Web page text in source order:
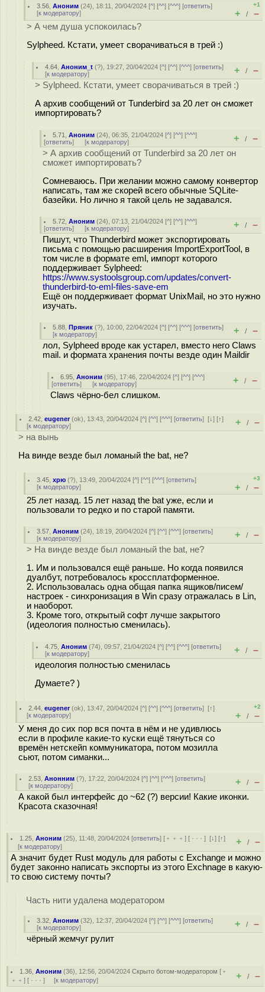
3.56 ,Аноним (24), 18:11, 20/04/2024 [^] [^^] [^^^] [ответить]
[к модератору]
+1
+ / –
> А чем душа успокоилась?
Sylpheed. Кстати, умеет сворачиваться в трей :)
4.64 ,Аноним_t (?), 19:27, 20/04/2024 [^] [^^] [^^^] [ответить]
[к модератору] + / –
> Sylpheed. Кстати, умеет сворачиваться в трей :)
А архив сообщений от Tunderbird за 20 лет он сможет
импортировать?
5.71 ,Аноним (24), 06:35, 21/04/2024 [^] [^^] [^^^]
[ответить] [к модератору] + / –
> А архив сообщений от Tunderbird за 20 лет он
сможет импортировать?
Сомневаюсь. При желании можно самому конвертор
написать, там же скорей всего обычные SQLite-
базейки. Но лично я такой цель не задавался.
5.72 ,Аноним (24), 07:13, 21/04/2024 [^] [^^] [^^^]
[ответить] [к модератору] + / –
Пишут, что Thunderbird может экспортировать
письма с помощью расширения ImportExportTool, в
том числе в формате eml, импорт которого
поддерживает Sylpheed:
https://www.systoolsgroup.com/updates/convert-
thunderbird-to-eml-files-save-em
Ещё он поддерживает формат UnixMail, но это нужно
изучать.
5.88 ,Пряник (?), 10:00, 22/04/2024 [^] [^^] [^^^] [ответить]
[к модератору] + / –
лол, Sylpheed вроде как устарел, вместо него Claws
mail. и формата хранения почты везде один Maildir
6.95 ,Аноним (95), 17:46, 22/04/2024 [^] [^^] [^^^]
[ответить] [к модератору] + / –
Claws чёрно-бел слишком.
2.42 ,eugener(ok), 13:43, 20/04/2024 [^] [^^] [^^^] [ответить][↓] [↑]
[к модератору] + / –
> на вынь
На винде везде был ломаный the bat, не?
3.45 ,хрю (?), 13:49, 20/04/2024 [^] [^^] [^^^] [ответить]
[к модератору]
+3
+ / –
25 лет назад. 15 лет назад the bat уже, если и
пользовали то редко и по старой памяти.
3.57 ,Аноним (24), 18:19, 20/04/2024 [^] [^^] [^^^] [ответить]
[к модератору] + / –
> На винде везде был ломаный the bat, не?
1. Им и пользовался ещё раньше. Но когда появился
дуалбут, потребовалось кроссплатформенное.
2. Использовалась одна общая папка ящиков/писем/
настроек - синхронизация в Win сразу отражалась в Lin,
и наоборот.
3. Кроме того, открытый софт лучше закрытого
(идеология полностью сменилась).
4.75 ,Аноним (74), 09:57, 21/04/2024 [^] [^^] [^^^] [ответить]
[к модератору] + / –
идеология полностью сменилась
Думаете? )
2.44 ,eugener(ok), 13:47, 20/04/2024 [^] [^^] [^^^] [ответить][↑]
[к модератору]
+2
+ / –
У меня до сих пор вся почта в нём и не удивлюсь
если в профиле какие-то куски ещё тянуться со
времён нетскейп коммуникатора, потом мозилла
сьют, потом симанки...
2.53 ,Анонним (?), 17:22, 20/04/2024 [^] [^^] [^^^] [ответить]
[к модератору] + / –
А какой был интерфейс до ~62 (?) версии! Какие иконки.
Красота сказочная!
1.25 ,Аноним (25), 11:48, 20/04/2024 [ответить] [ ﹢﹢﹢] [ · · ·][↓] [↑]
[к модератору] + / –
А значит будет Rust модуль для работы с Exchange и можно
будет законно написать экспорты из этого Exchnage в какую-
то свою систему почты?
Часть нити удалена модератором
3.32 ,Аноним (32), 12:37, 20/04/2024 [^] [^^] [^^^] [ответить]
[к модератору] + / –
чёрный жемчуг рулит
1.36 ,Аноним (36), 12:56, 20/04/2024Скрыто ботом-модератором [ ﹢
﹢﹢ ] [ · · · ] [к модератору] + / –